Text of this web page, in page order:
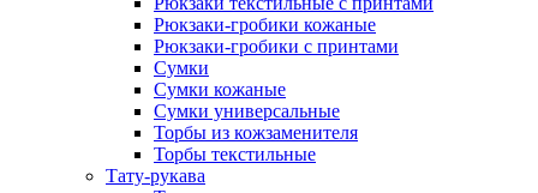
Рюкзаки-гробики кожаные
Рюкзаки-гробики с принтами
Сумки
Сумки кожаные
Сумки универсальные
Торбы из кожзаменителя
Торбы текстильные
Тату-рукава